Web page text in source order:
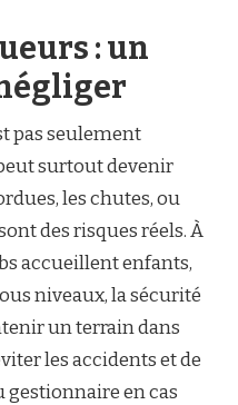
: un
pas seulement
surtout devenir
les chutes, ou
des risques réels. À
accueillent enfants,
niveaux, la sécurité
un terrain dans
les accidents et de
en cas